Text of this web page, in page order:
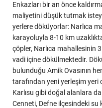
Enkazları bir an önce
maliyetini düşük tutmak
yerlere döküyorlar: Narlıca
karayoluyla 8-10 km
çöpler, Narlıca mahallesinin
vadi içine dökülmektedir.
bulunduğu Amik Ovasının
tarafından yeni yerleşim yeri
Karlısu gibi doğal alanlara
Cenneti, Defne ilçesindeki su